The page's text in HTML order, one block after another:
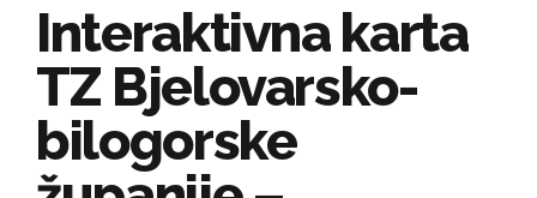
Interaktivna karta
TZ Bjelovarsko-
bilogorske